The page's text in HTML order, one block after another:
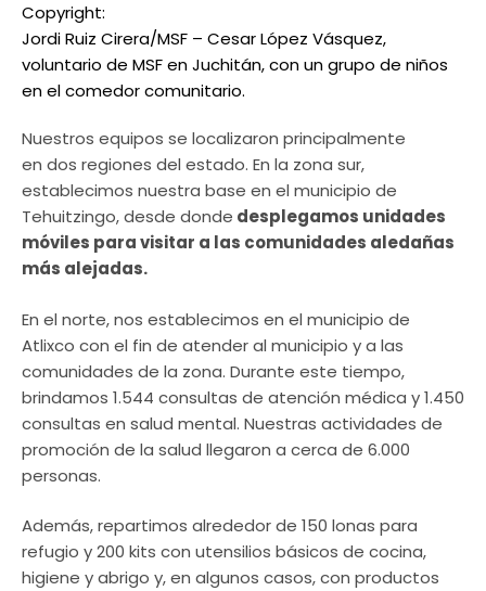
Copyright:
Jordi Ruiz Cirera/MSF – Cesar López Vásquez,
voluntario de MSF en Juchitán, con un grupo de niños
en el comedor comunitario.
Nuestros equipos se localizaron principalmente
en dos regiones del estado. En la zona sur,
establecimos nuestra base en el municipio de
Tehuitzingo, desde donde desplegamos unidades
móviles para visitar a las comunidades aledañas
más alejadas.
En el norte, nos establecimos en el municipio de
Atlixco con el fin de atender al municipio y a las
comunidades de la zona. Durante este tiempo,
brindamos 1.544 consultas de atención médica y 1.450
consultas en salud mental. Nuestras actividades de
promoción de la salud llegaron a cerca de 6.000
personas.
Además, repartimos alrededor de 150 lonas para
refugio y 200 kits con utensilios básicos de cocina,
higiene y abrigo y, en algunos casos, con productos